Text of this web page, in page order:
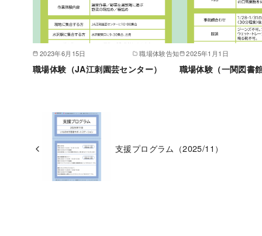
2023年6月15日 職場体験告知
職場体験（JA江刺園芸センター）
2025年1月1日
職場体験（一関図書
支援プログラム（2025/11）